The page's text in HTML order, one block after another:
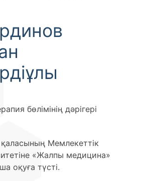
бөлімінің дәрігері
Мемлекеттік
«Жалпы медицина»
оқуға түсті.